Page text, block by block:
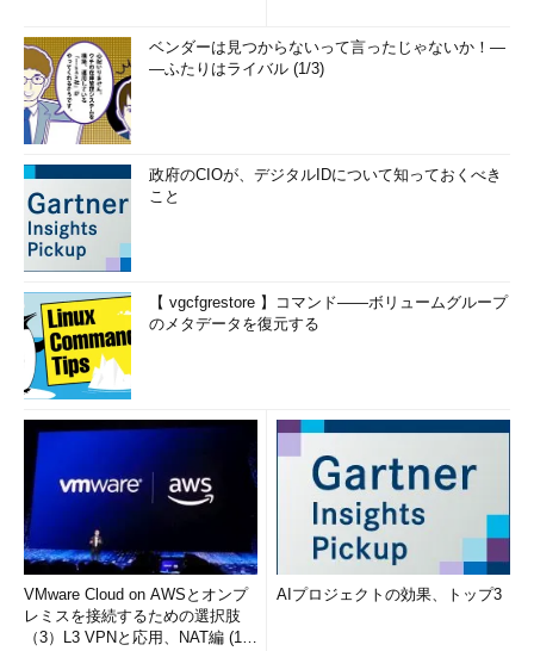
ベンダーは見つからないって言ったじゃないか！―
―ふたりはライバル (1/3)
政府のCIOが、デジタルIDについて知っておくべき
こと
【 vgcfgrestore 】コマンド――ボリュームグループ
のメタデータを復元する
VMware Cloud on AWSとオンプ
レミスを接続するための選択肢
（3）L3 VPNと応用、NAT編 (1/
AIプロジェクトの効果、トップ3